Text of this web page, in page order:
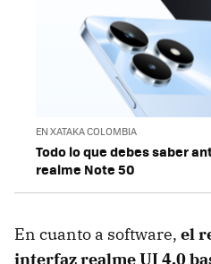
EN XATAKA COLOMBIA
Todo lo que debes saber
realme Note 50
En cuanto a software, el
interfaz realme UI 4.0